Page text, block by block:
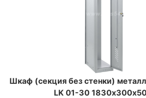
Шкаф (секция без стенки)
LK 01-30